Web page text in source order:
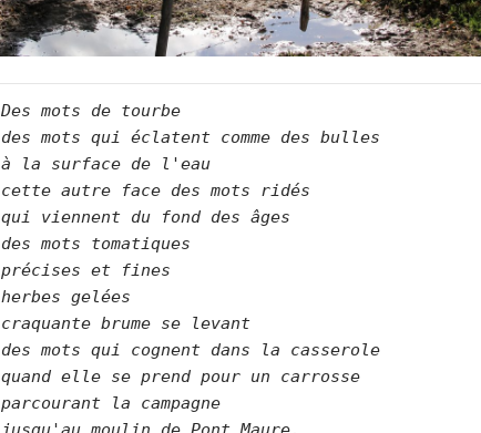
Des mots de tourbe
des mots qui éclatent comme des bulles
à la surface de l'eau
cette autre face des mots ridés
qui viennent du fond des âges
des mots tomatiques
précises et fines
herbes gelées
craquante brume se levant
des mots qui cognent dans la casserole
quand elle se prend pour un carrosse
parcourant la campagne